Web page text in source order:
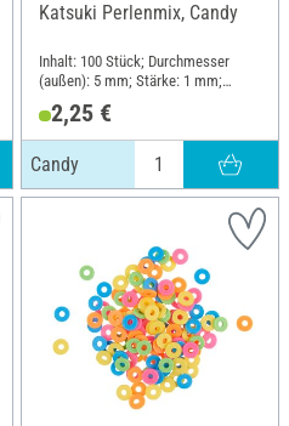
Katsuki Perlenmix, Candy
Inhalt: 100 Stück; Durchmesser
(außen): 5 mm; Stärke: 1 mm;
2,25 €
Candy